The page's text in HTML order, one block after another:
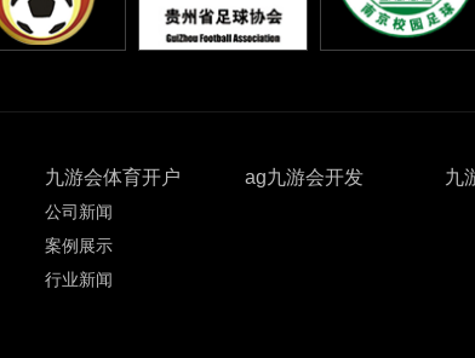
九游会体育开户
公司新闻
案例展示
行业新闻
ag九游会开发 九